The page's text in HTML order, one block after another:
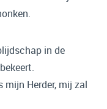
in de
mijn Herder, mij zal